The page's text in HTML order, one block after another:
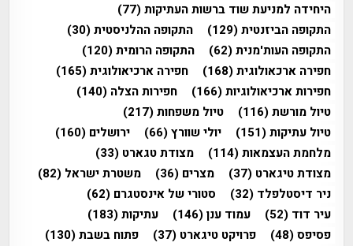
היחידה למניעת שוד ברשות העתיקות(77)
התקופה הביזנטית(129) התקופה ההלניסטית(30)
התקופה העות'מנית(62) התקופה הרומית(120)
חפירה ארכאולוגית(168) חפירה ארכיאולוגית(165)
חפירות ארכיאולוגיות(166) חפירות הצלה (140)
טיול מורשת(116) טיול משפחות(217)
טיול עתיקות(151) יולי שוורץ(66) ירושלים (160)
מלחמת העצמאות(114) מצודת טגארט (33)
מצודת טיגארט (37) מצרים (36) משטרת ישראל (82)
ניר דיסטלפלד (32) סטורי של אינסטגרם (62)
עיר דוד (52) עמוד ענן(146) עתיקות(183)
פסיפס(48) פרויקט טיגארט (37) פתוח בשבת(130)